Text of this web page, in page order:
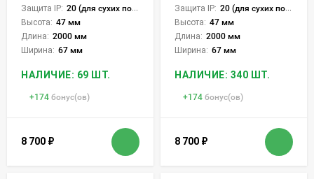
Защита IP: 20 (для сухих пом.)
Высота: 47 мм
Длина: 2000 мм
Ширина: 67 мм
НАЛИЧИЕ: 69 ШТ.
+174 бонус(ов)
8 700 ₽
Защита IP: 20 (для сухих пом.)
Высота: 47 мм
Длина: 2000 мм
Ширина: 67 мм
НАЛИЧИЕ: 340 ШТ.
+174 бонус(ов)
8 700 ₽